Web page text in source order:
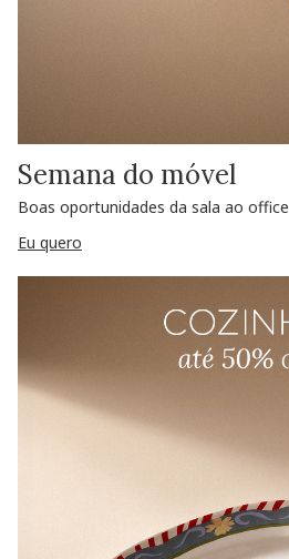
Semana do móvel
Boas oportunidades da sala ao office
Eu quero